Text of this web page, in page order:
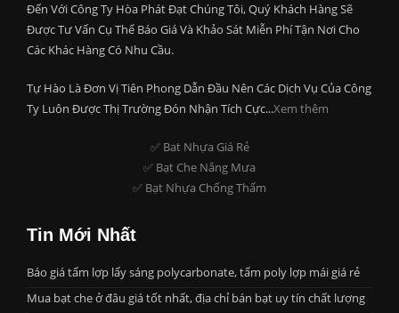
Đến Với Công Ty Hòa Phát Đạt Chúng Tôi, Quý Khách Hàng Sẽ
Được Tư Vấn Cụ Thể Báo Giá Và Khảo Sát Miễn Phí Tận Nơi Cho
Các Khác Hàng Có Nhu Cầu.
Tự Hào Là Đơn Vị Tiên Phong Dẫn Đầu Nên Các Dịch Vụ Của Công
Ty Luôn Được Thị Trường Đón Nhận Tích Cực...Xem thêm
✅ Bat Nhựa Giá Rẻ
✅ Bạt Che Nắng Mưa
✅ Bạt Nhựa Chống Thấm
Tin Mới Nhất
Báo giá tấm lợp lấy sáng polycarbonate, tấm poly lợp mái giá rẻ
Mua bạt che ở đâu giá tốt nhất, địa chỉ bán bạt uy tín chất lượng